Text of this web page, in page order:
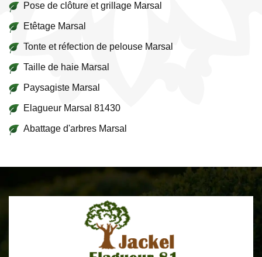
Pose de clôture et grillage Marsal
Etêtage Marsal
Tonte et réfection de pelouse Marsal
Taille de haie Marsal
Paysagiste Marsal
Elagueur Marsal 81430
Abattage d'arbres Marsal